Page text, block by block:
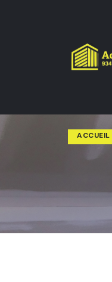
ACCUEIL